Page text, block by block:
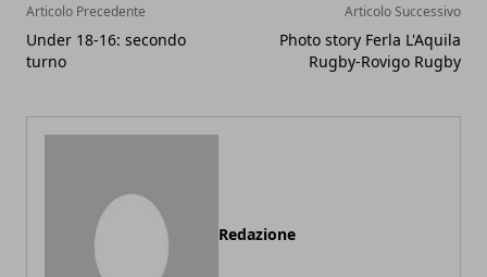
Articolo Precedente
Under 18-16: secondo
turno
Articolo Successivo
Photo story Ferla L'Aquila
Rugby-Rovigo Rugby
Redazione